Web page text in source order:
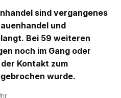
sind vergangenes
und
Bei 59 weiteren
noch im Gang oder
Kontakt zum
wurde.